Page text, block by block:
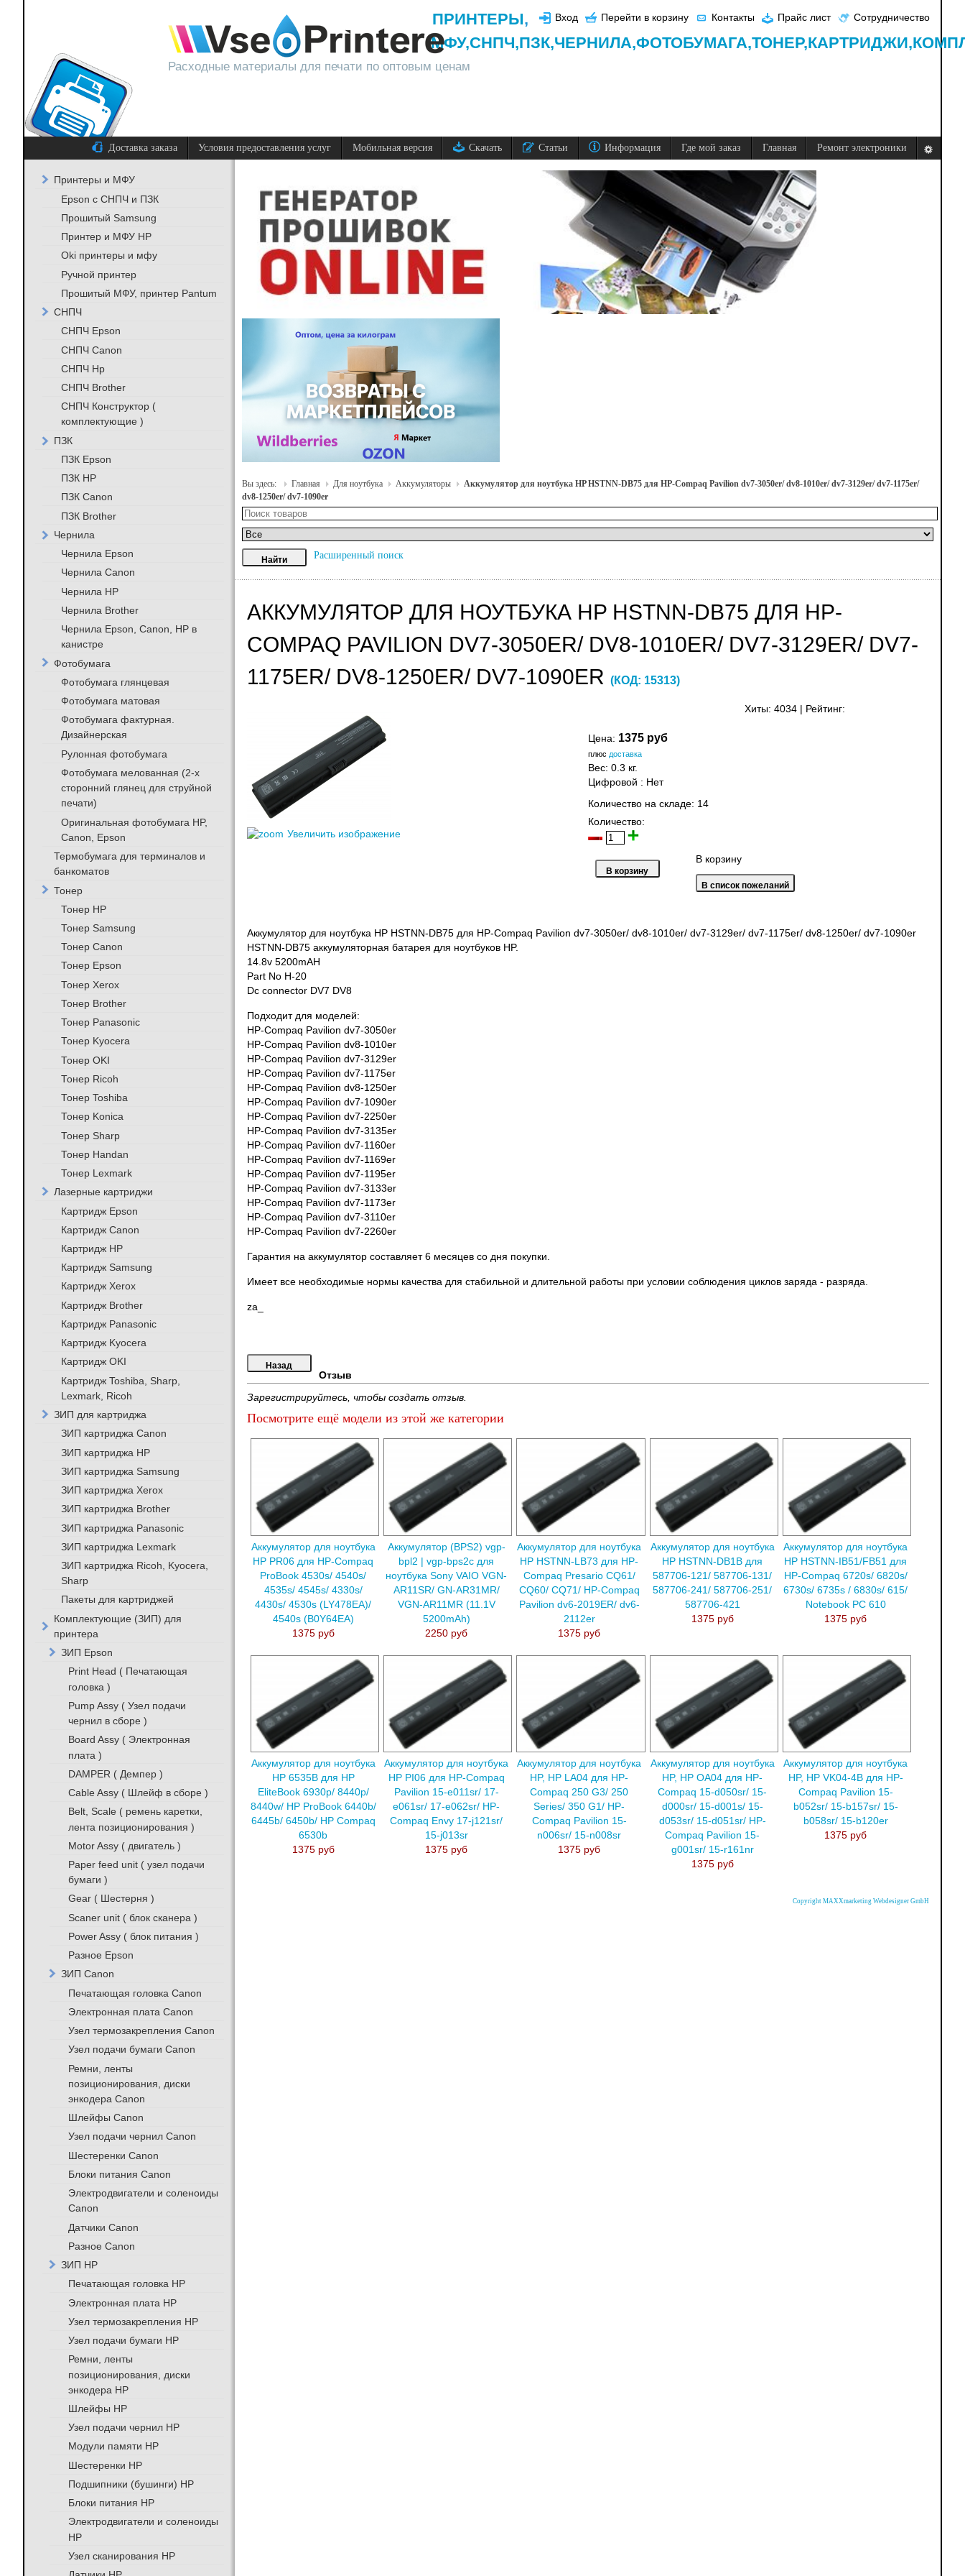
Расходные материалы для печати по оптовым ценам
Вход Перейти в корзину Контакты Прайс лист Сотрудничество
ПРИНТЕРЫ,
МФУ,СНПЧ,ПЗК,ЧЕРНИЛА,ФОТОБУМАГА,ТОНЕР,КАРТРИДЖИ,
Доставка заказа Условия предоставления услуг Мобильная версия Скачать Статьи Информация Где мой заказ Главная Ремонт электроники
Вы здесь: Главная Для ноутбука Аккумуляторы
Аккумулятор для ноутбука HP HSTNN-DB75 для HP-Compaq Pavilion dv7-3050er/ dv8-1010er/ dv7-3129er/ dv7-1175er/
dv8-1250er/ dv7-1090er
Расширенный поиск
АККУМУЛЯТОР ДЛЯ НОУТБУКА HP HSTNN-DB75 ДЛЯ HP-
COMPAQ PAVILION DV7-3050ER/ DV8-1010ER/ DV7-3129ER/ DV7-
1175ER/ DV8-1250ER/ DV7-1090ER (КОД: 15313)
Хиты: 4034 Рейтинг:
Увеличить изображение
Цена: 1375 руб
плюс доставка
Вес: 0.3 кг.
Цифровой : Нет
Количество на складе: 14
Количество:
В корзину
Аккумулятор для ноутбука HP HSTNN-DB75 для HP-Compaq Pavilion dv7-3050er/ dv8-1010er/ dv7-3129er/ dv7-1175er/ dv8-1250er/ dv7-1090er
HSTNN-DB75 аккумуляторная батарея для ноутбуков HP.
14.8v 5200mAH
Part No H-20
Dc connector DV7 DV8
Подходит для моделей:
HP-Compaq Pavilion dv7-3050er
HP-Compaq Pavilion dv8-1010er
HP-Compaq Pavilion dv7-3129er
HP-Compaq Pavilion dv7-1175er
HP-Compaq Pavilion dv8-1250er
HP-Compaq Pavilion dv7-1090er
HP-Compaq Pavilion dv7-2250er
HP-Compaq Pavilion dv7-3135er
HP-Compaq Pavilion dv7-1160er
HP-Compaq Pavilion dv7-1169er
HP-Compaq Pavilion dv7-1195er
HP-Compaq Pavilion dv7-3133er
HP-Compaq Pavilion dv7-1173er
HP-Compaq Pavilion dv7-3110er
HP-Compaq Pavilion dv7-2260er
Гарантия на аккумулятор составляет 6 месяцев со дня покупки.
Имеет все необходимые нормы качества для стабильной и длительной работы при условии соблюдения циклов заряда - разряда.
za_
Отзыв
Зарегистрируйтесь, чтобы создать отзыв.
Посмотрите ещё модели из этой же категории
Аккумулятор для ноутбука
HP PR06 для HP-Compaq
ProBook 4530s/ 4540s/
4535s/ 4545s/ 4330s/
4430s/ 4530s (LY478EA)/
4540s (B0Y64EA)
1375 руб
Аккумулятор (BPS2) vgp-
bpl2 | vgp-bps2c для
ноутбука Sony VAIO VGN-
AR11SR/ GN-AR31MR/
VGN-AR11MR (11.1V
5200mAh)
2250 руб
Аккумулятор для ноутбука
HP HSTNN-LB73 для HP-
Compaq Presario CQ61/
CQ60/ CQ71/ HP-Compaq
Pavilion dv6-2019ER/ dv6-
2112er
1375 руб
Аккумулятор для ноутбука
HP HSTNN-DB1B для
587706-121/ 587706-131/
587706-241/ 587706-251/
587706-421
1375 руб
Аккумулятор для ноутбука
HP HSTNN-IB51/FB51 для
HP-Compaq 6720s/ 6820s/
6730s/ 6735s / 6830s/ 615/
Notebook PC 610
1375 руб
Аккумулятор для ноутбука
HP 6535B для HP
EliteBook 6930p/ 8440p/
8440w/ HP ProBook 6440b/
6445b/ 6450b/ HP Compaq
6530b
1375 руб
Аккумулятор для ноутбука
HP PI06 для HP-Compaq
Pavilion 15-e011sr/ 17-
e061sr/ 17-e062sr/ HP-
Compaq Envy 17-j121sr/
15-j013sr
1375 руб
Аккумулятор для ноутбука
HP, HP LA04 для HP-
Compaq 250 G3/ 250
Series/ 350 G1/ HP-
Compaq Pavilion 15-
n006sr/ 15-n008sr
1375 руб
Аккумулятор для ноутбука
HP, HP OA04 для HP-
Compaq 15-d050sr/ 15-
d000sr/ 15-d001s/ 15-
d053sr/ 15-d051sr/ HP-
Compaq Pavilion 15-
g001sr/ 15-r161nr
1375 руб
Аккумулятор для ноутбука
HP, HP VK04-4B для HP-
Compaq Pavilion 15-
b052sr/ 15-b157sr/ 15-
b058sr/ 15-b120er
1375 руб
Copyright MAXXmarketing Webdesigner GmbH
Принтеры и МФУ
Epson с СНПЧ и ПЗК
Прошитый Samsung
Принтер и МФУ HP
Oki принтеры и мфу
Ручной принтер
Прошитый МФУ, принтер Pantum
СНПЧ
СНПЧ Epson
СНПЧ Canon
СНПЧ Hp
СНПЧ Brother
СНПЧ Конструктор (
комплектующие )
ПЗК
ПЗК Epson
ПЗК HP
ПЗК Canon
ПЗК Brother
Чернила
Чернила Epson
Чернила Canon
Чернила HP
Чернила Brother
Чернила Epson, Canon, HP в
канистре
Фотобумага
Фотобумага глянцевая
Фотобумага матовая
Фотобумага фактурная.
Дизайнерская
Рулонная фотобумага
Фотобумага мелованная (2-х
сторонний глянец для струйной
печати)
Оригинальная фотобумага HP,
Canon, Epson
Термобумага для терминалов и
банкоматов
Тонер
Тонер HP
Тонер Samsung
Тонер Canon
Тонер Epson
Тонер Xerox
Тонер Brother
Тонер Panasonic
Тонер Kyocera
Тонер OKI
Тонер Ricoh
Тонер Toshiba
Тонер Konica
Тонер Sharp
Тонер Handan
Тонер Lexmark
Лазерные картриджи
Картридж Epson
Картридж Canon
Картридж HP
Картридж Samsung
Картридж Xerox
Картридж Brother
Картридж Panasonic
Картридж Kyocera
Картридж OKI
Картридж Toshiba, Sharp,
Lexmark, Ricoh
ЗИП для картриджа
ЗИП картриджа Canon
ЗИП картриджа HP
ЗИП картриджа Samsung
ЗИП картриджа Xerox
ЗИП картриджа Brother
ЗИП картриджа Panasonic
ЗИП картриджа Lexmark
ЗИП картриджа Ricoh, Kyocera,
Sharp
Пакеты для картриджей
Комплектующие (ЗИП) для
принтера
ЗИП Epson
Print Head ( Печатающая
головка )
Pump Assy ( Узел подачи
чернил в сборе )
Board Assy ( Электронная
плата )
DAMPER ( Демпер )
Cable Assy ( Шлейф в сборе )
Belt, Scale ( ремень каретки,
лента позиционирования )
Motor Assy ( двигатель )
Paper feed unit ( узел подачи
бумаги )
Gear ( Шестерня )
Scaner unit ( блок сканера )
Power Assy ( блок питания )
Разное Epson
ЗИП Canon
Печатающая головка Canon
Электронная плата Canon
Узел термозакрепления Canon
Узел подачи бумаги Canon
Ремни, ленты
позиционирования, диски
энкодера Canon
Шлейфы Canon
Узел подачи чернил Canon
Шестеренки Canon
Блоки питания Canon
Электродвигатели и соленоиды
Canon
Датчики Canon
Разное Canon
ЗИП HP
Печатающая головка HP
Электронная плата HP
Узел термозакрепления HP
Узел подачи бумаги HP
Ремни, ленты
позиционирования, диски
энкодера HP
Шлейфы HP
Узел подачи чернил HP
Модули памяти HP
Шестеренки HP
Подшипники (бушинги) HP
Блоки питания HP
Электродвигатели и соленоиды
HP
Узел сканирования HP